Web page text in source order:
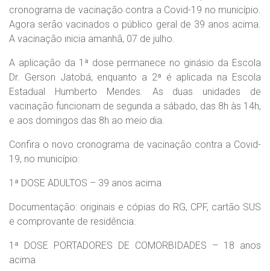
cronograma de vacinação contra a Covid-19 no município.
Agora serão vacinados o público geral de 39 anos acima.
A vacinação inicia amanhã, 07 de julho.
A aplicação da 1ª dose permanece no ginásio da Escola
Dr. Gerson Jatobá, enquanto a 2ª é aplicada na Escola
Estadual Humberto Mendes. As duas unidades de
vacinação funcionam de segunda a sábado, das 8h às 14h,
e aos domingos das 8h ao meio dia.
Confira o novo cronograma de vacinação contra a Covid-
19, no município:
1ª DOSE ADULTOS – 39 anos acima
Documentação: originais e cópias do RG, CPF, cartão SUS
e comprovante de residência.
1ª DOSE PORTADORES DE COMORBIDADES – 18 anos
acima